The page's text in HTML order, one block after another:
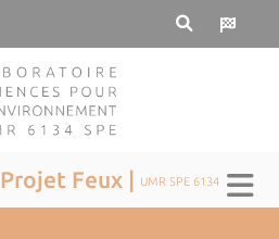
Projet Feux | UMR SPE 6134